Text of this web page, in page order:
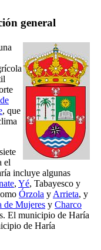
general
, que
el
incluye algunas
, Yé, Tabayesco y
Órzola y Arrieta, y
de Mujeres y Charco
El municipio de Haría
de Haría